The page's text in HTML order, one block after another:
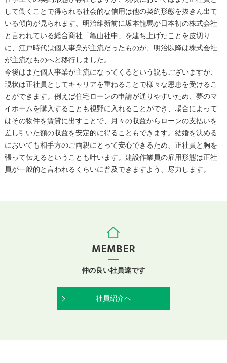
して働くことで得られる社会的な信用は他の契約形態を抜きん出て
いる傾向が見られます。明治維新前に坂本龍馬が日本初の株式会社
と言われている総合商社「亀山社中」を建ち上げたことを皮切り
に、江戸時代は個人事業が主流だったものが、明治以降は株式会社
が主流なものへと移行しました。
今後はまた個人事業が主流になってくるという説もございますが、
現状は正社員としてキャリアを重ねることで様々な恩恵を受けるこ
とができます。例えば住宅ローンの申請が通りやすいため、夢のマ
イホームを購入することも視野に入れることができ、場合によって
はその物件を賃貸に出すことで、月々の収益からローンの支払いを
差し引いた額の収益を安定的に得ることもできます。結婚を決める
においても相手方のご両親にとって安心できるため、正社員と胸を
張って伝えるということも叶います。建設作業員の雇用形態は正社
員が一般的と言われるくらいに普及できますよう、尽力します。
仲の良い社員達です
MEMBER
社員紹介へ